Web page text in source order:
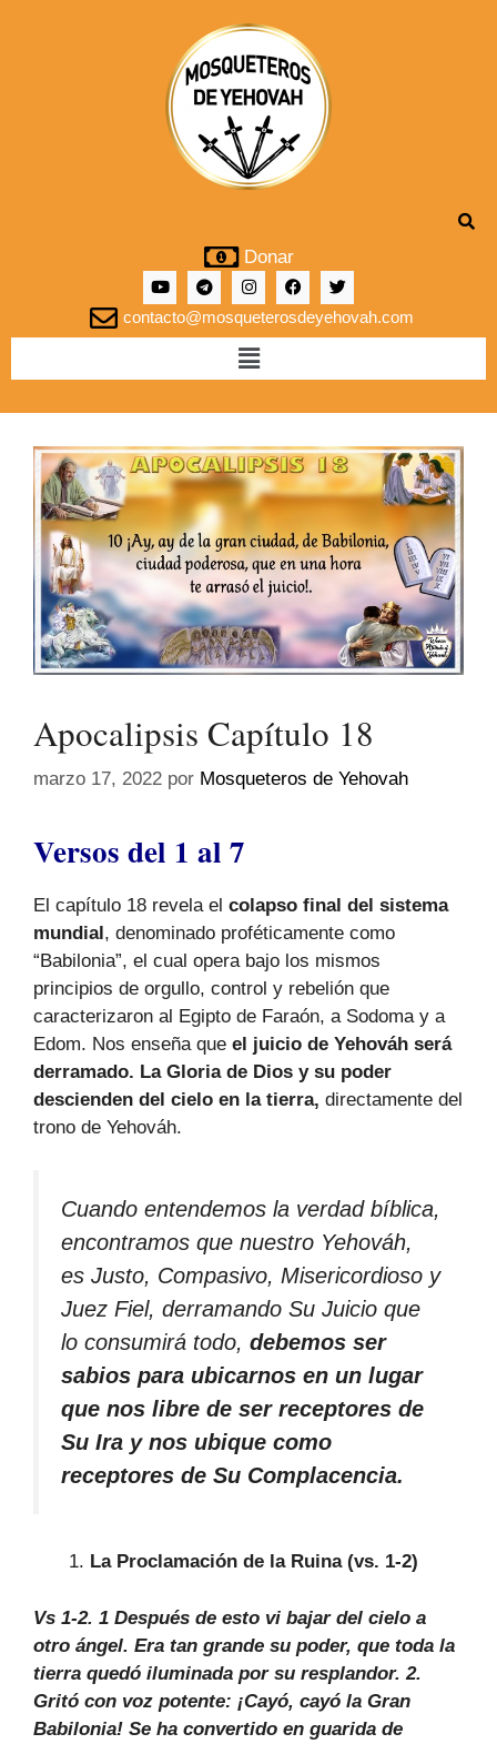
Donar
contacto@mosqueterosdeyehovah.com
Apocalipsis Capítulo 18
marzo 17, 2022 por Mosqueteros de Yehovah
Versos del 1 al 7
El capítulo 18 revela el colapso final del sistema
mundial , denominado proféticamente como
“Babilonia”, el cual opera bajo los mismos
principios de orgullo, control y rebelión que
caracterizaron al Egipto de Faraón, a Sodoma y a
Edom. Nos enseña que el juicio de Yehováh será
derramado. La Gloria de Dios y su poder
descienden del cielo en la tierra, directamente del
trono de Yehováh.
Cuando entendemos la verdad bíblica,
encontramos que nuestro Yehováh,
es Justo, Compasivo, Misericordioso y
Juez Fiel, derramando Su Juicio que
lo consumirá todo, debemos ser
sabios para ubicarnos en un lugar
que nos libre de ser receptores de
Su Ira y nos ubique como
receptores de Su Complacencia.
La Proclamación de la Ruina (vs. 1-2)
Vs 1-2. 1 Después de esto vi bajar del cielo a
otro ángel. Era tan grande su poder, que toda la
tierra quedó iluminada por su resplandor. 2.
Gritó con voz potente: ¡Cayó, cayó la Gran
Babilonia! Se ha convertido en guarida de